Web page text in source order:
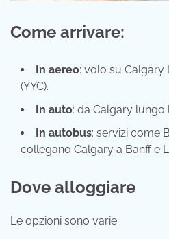
Come arrivare:
In aereo: volo su Calgary
(YYC).
In auto: da Calgary lungo
In autobus: servizi come
collegano Calgary a Banff e
Dove alloggiare
Le opzioni sono varie: